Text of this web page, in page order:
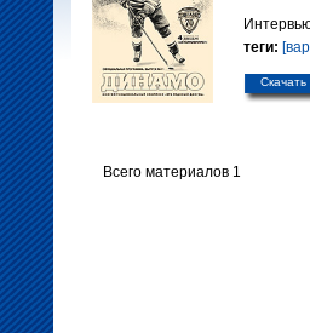
теги:
Скачать
Всего материалов 1